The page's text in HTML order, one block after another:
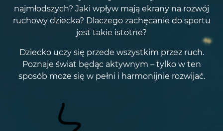
najmłodszych? Jaki wpływ mają ekrany na rozwój
ruchowy dziecka? Dlaczego zachęcanie do sportu
jest takie istotne?
Dziecko uczy się przede wszystkim przez ruch.
Poznaje świat będąc aktywnym – tylko w ten
sposób może się w pełni i harmonijnie rozwijać.